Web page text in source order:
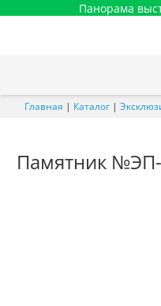
Панорама
Главная | Каталог |
Памятник